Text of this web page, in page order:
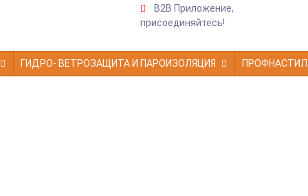
B2B Приложение,
присоединяйтесь!
ГИДРО- ВЕТРОЗАЩИТА И ПАРОИЗОЛЯЦИЯ ПРОФНАСТИЛ